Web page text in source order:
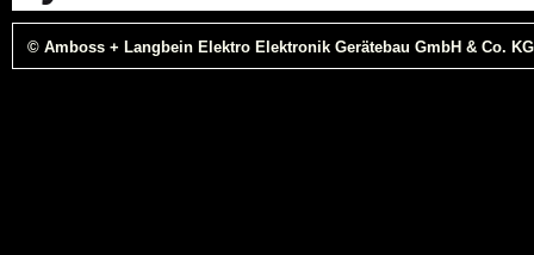
© Amboss + Langbein Elektro Elektronik Gerätebau GmbH & Co. KG